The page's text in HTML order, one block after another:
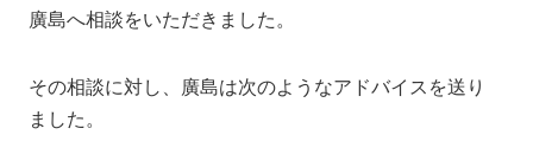
廣島へ相談をいただきました。
その相談に対し、廣島は次のようなアドバイスを送り
ました。